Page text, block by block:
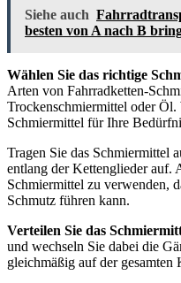
Siehe auch
besten von A nach B
Wählen Sie das richtige
Arten von Fahrradketten-
Trockenschmiermittel oder Öl.
Schmiermittel für Ihre
Tragen Sie das Schmiermittel
entlang der Kettenglieder auf.
Schmiermittel zu verwenden,
Schmutz führen kann.
Verteilen Sie das
und wechseln Sie dabei die
gleichmäßig auf der gesamten